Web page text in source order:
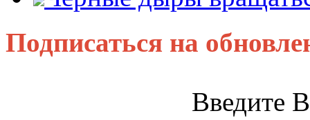
Подписаться на
Введите